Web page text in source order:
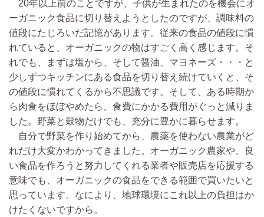
20年以上前のことですが、子供が生まれたのを機会にオ
ーガニック食品に切り替えようとしたのですが、調味料の
値段にたじろいだ記憶があります。従来の食品の値段に慣
れていると、オーガニックの物はすごく高く感じます。そ
れでも、まずは塩から、そして醤油、マヨネーズ・・・と
少しずつキッチンにある食品を切り替え続けていくと、そ
の値段に慣れてくるから不思議です。そして、ある時期か
ら肉食をほぼやめたら、食費にかかる費用がぐっと減りま
した。野菜と穀物だけでも、充分に豊かに暮らせます。
自分で野菜を作り始めてから、農薬を使わない農業がど
れだけ大変かわかってきました。オーガニック農家や、良
い食品を作ろうと努力してくれる業者や販売店を応援する
意味でも、オーガニックの食品をできる範囲で買いたいと
思っています。なにより、地球環境にこれ以上の負担はか
けたくないですから。